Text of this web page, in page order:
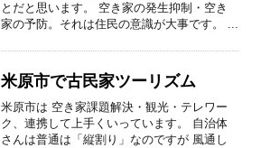
とだと思います。 空き家の発生抑制・空き
家の予防。それは住民の意識が大事です。 ...
米原市で古民家ツーリズム
米原市は 空き家課題解決・観光・テレワー
ク、連携して上手くいっています。 自治体
さんは普通は「縦割り」なのですが 風通し